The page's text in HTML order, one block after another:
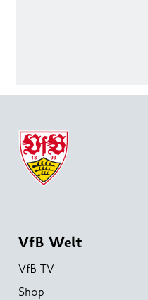
VfB Welt
VfB TV
Shop